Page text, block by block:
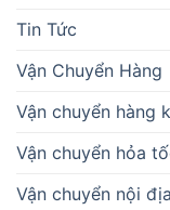
Tin Tức
Vận Chuyển Hàng
Vận chuyển hàng
Vận chuyển hỏa
Vận chuyển nội địa